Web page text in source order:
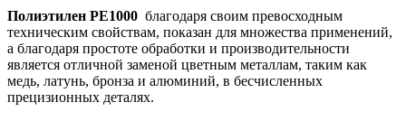
Полиэтилен PE1000 благодаря своим превосходным
техническим свойствам, показан для множества применений,
а благодаря простоте обработки и производительности
является отличной заменой цветным металлам, таким как
медь, латунь, бронза и алюминий, в бесчисленных
прецизионных деталях.